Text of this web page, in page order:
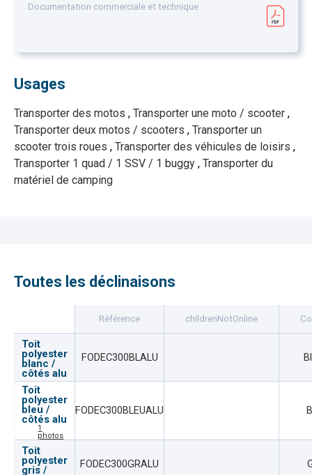
Documentation commerciale et technique
Usages
Transporter des motos , Transporter une moto / scooter ,
Transporter deux motos / scooters , Transporter un
scooter trois roues , Transporter des véhicules de loisirs ,
Transporter 1 quad / 1 SSV / 1 buggy , Transporter du
matériel de camping
Toutes les déclinaisons
Référence childrenNotOnline
Toit
polyester
blanc /
côtés alu
FODEC300BLALU
Toit
polyester
bleu /
côtés alu
1
photos
FODEC300BLEUALU
Toit
polyester
gris / FODEC300GRALU